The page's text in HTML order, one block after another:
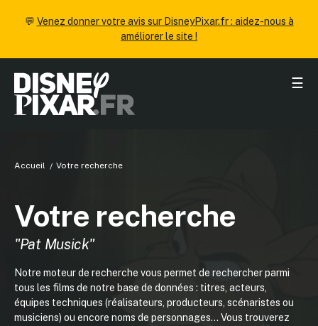
💬 Venez donner votre avis sur DisneyPixar.fr : aidez-nous à
améliorer le site !
☰
Accueil Votre recherche
Votre recherche
"Pat Musick"
Notre moteur de recherche vous permet de rechercher parmi
tous les films de notre base de données : titres, acteurs,
équipes techniques (réalisateurs, producteurs, scénaristes ou
musiciens) ou encore noms de personnages... Vous trouverez